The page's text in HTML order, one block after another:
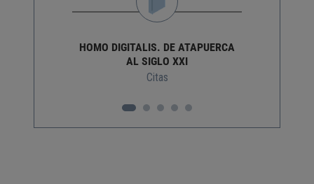
HOMO DIGITALIS. DE ATAPUERCA
AL SIGLO XXI
Citas